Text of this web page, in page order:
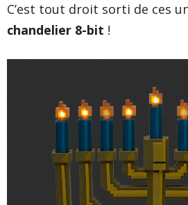
C’est tout droit sorti de ces
chandelier 8-bit !